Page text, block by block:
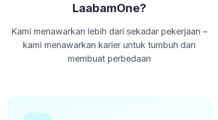
LaabamOne?
Kami menawarkan lebih dari sekadar pekerjaan –
kami menawarkan karier untuk tumbuh dan
membuat perbedaan